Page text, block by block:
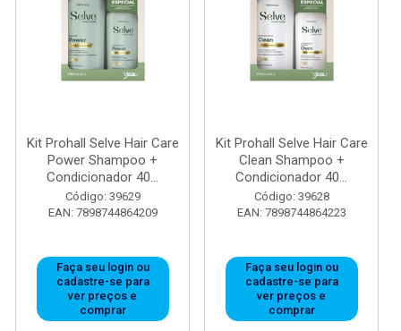
Kit Prohall Selve Hair Care
Power Shampoo +
Condicionador 40...
Código: 39629
EAN: 7898744864209
Faça seu login ou
cadastre-se para
ver preços e
comprar
Kit Prohall Selve Hair Care
Clean Shampoo +
Condicionador 40...
Código: 39628
EAN: 7898744864223
Faça seu login ou
cadastre-se para
ver preços e
comprar